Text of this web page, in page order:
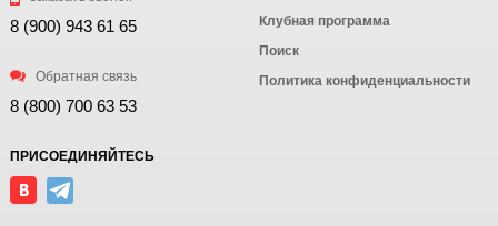
8 (900) 943 61 65
Обратная связь
8 (800) 700 63 53
Клубная программа
Поиск
Политика конфиденциальности
ПРИСОЕДИНЯЙТЕСЬ